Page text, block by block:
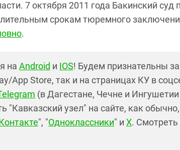
7 октября 2011 года Бакинский
срокам тюремного
.
на Android и IOS! Будем признательны
App Store, так и на страницах КУ в
(в Дагестане, Чечне и
"Кавказский узел" на сайте, как обычно,
", "Одноклассники" и X. Смотреть